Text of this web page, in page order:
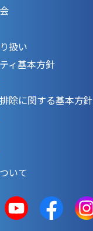
扱い
ィ基本方針
除に関する基本方針
いて